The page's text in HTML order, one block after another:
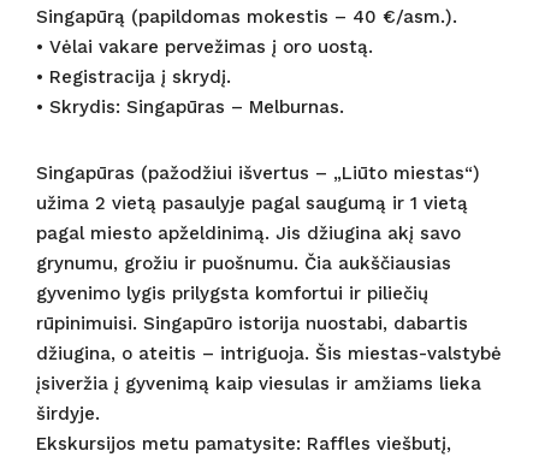
Singapūrą (papildomas mokestis – 40 €/asm.).
• Vėlai vakare pervežimas į oro uostą.
• Registracija į skrydį.
• Skrydis: Singapūras – Melburnas.
Singapūras (pažodžiui išvertus – „Liūto miestas“)
užima 2 vietą pasaulyje pagal saugumą ir 1 vietą
pagal miesto apželdinimą. Jis džiugina akį savo
grynumu, grožiu ir puošnumu. Čia aukščiausias
gyvenimo lygis prilygsta komfortui ir piliečių
rūpinimuisi. Singapūro istorija nuostabi, dabartis
džiugina, o ateitis – intriguoja. Šis miestas-valstybė
įsiveržia į gyvenimą kaip viesulas ir amžiams lieka
širdyje.
Ekskursijos metu pamatysite: Raffles viešbutį,